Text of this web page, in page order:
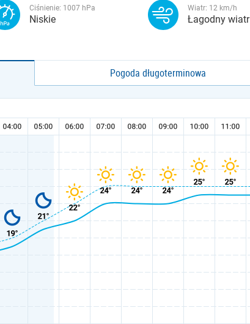
Ciśnienie: 1007 hPa
Niskie
Wiatr: 12 km/h
Łagodny wiatr
Pogoda długoterminowa